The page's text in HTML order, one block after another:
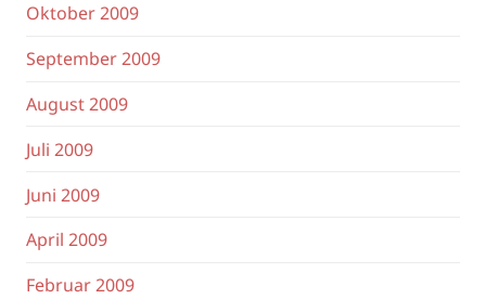
Oktober 2009
September 2009
August 2009
Juli 2009
Juni 2009
April 2009
Februar 2009